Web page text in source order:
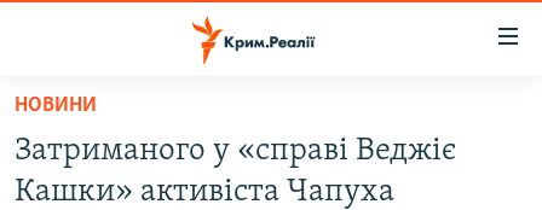
Перейти
основного
матеріалу
ВОДА.КРИМ
НОВИНИ
Затриманого у «справі Веджіє
Кашки» активіста Чапуха